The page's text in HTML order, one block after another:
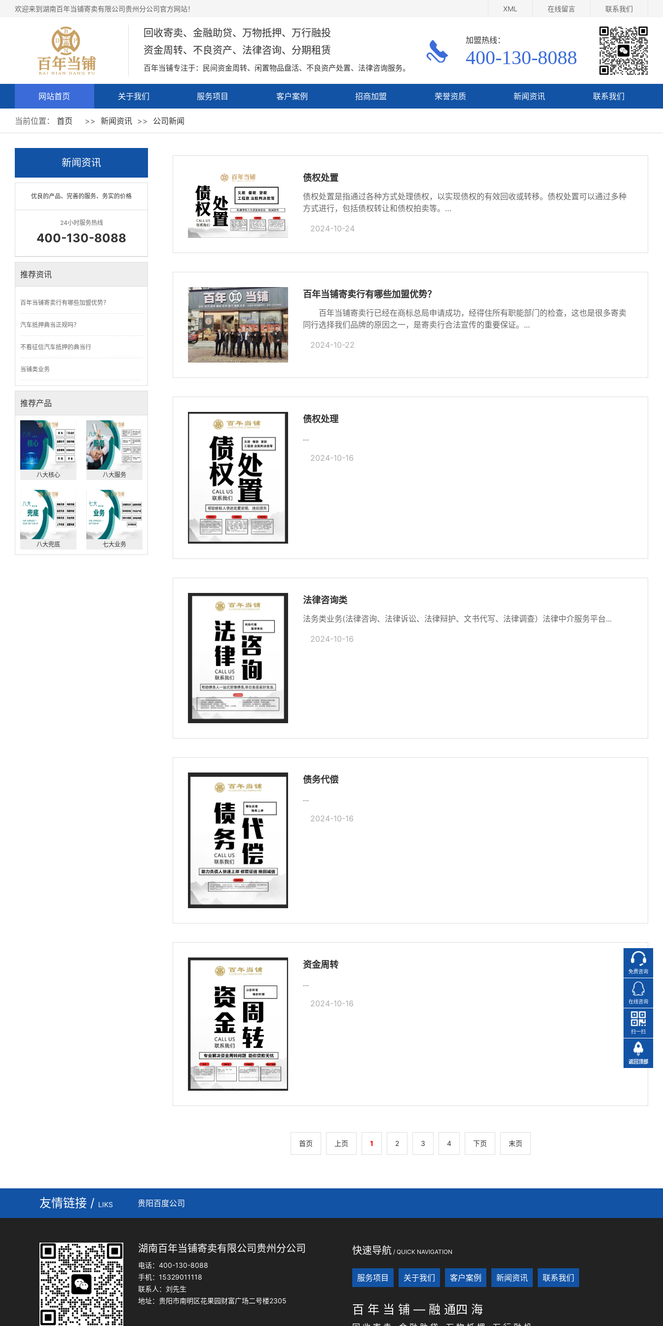
欢迎来到湖南百年当铺寄卖有限公司贵州分公司官方网站！ 联系我们
在线留言
XML
回收寄卖、金融助贷、万物抵押、万行融投
资金周转、不良资产、法律咨询、分期租赁
百年当铺专注于：民间资金周转、闲置物品盘活、不良资产处置、法律咨询服务。
加盟热线：
400-130-8088
网站首页 关于我们
公司简介
服务项目
八大兜底
七大业务
客户案例 招商加盟 荣誉资质 新闻资讯 联系我们
当前位置： 首页 >> 新闻资讯 >> 公司新闻
债权处置
债权处置是指通过各种方式处理债权，以实现债权的有效回收或转移。‌债权处置可以通过多种
方式进行，包括‌债权转让和‌债权拍卖等。‌
2024-10-24
百年当铺寄卖行有哪些加盟优势？
百年当铺寄卖行已经在商标总局申请成功，经得住所有职能部门的检查，这也是很多寄卖
同行选择我们品牌的原因之一，是寄卖行合法宣传的重要保证。...
2024-10-22
债权处理
...
2024-10-16
法律咨询类
法务类业务(法律咨询、法律诉讼、法律辩护、文书代写、法律调查）法律中介服务平台...
2024-10-16
债务代偿
...
2024-10-16
资金周转
...
2024-10-16
首页 上页 1 2 3 4 下页 末页
新闻资讯
优良的产品、完善的服务、务实的价格
24小时服务热线
400-130-8088
推荐资讯
百年当铺寄卖行有哪些加盟优势？
汽车抵押典当正规吗？
不看征信汽车抵押的典当行
当铺类业务
推荐产品
八大核心 八大服务
八大兜底 七大业务
友情链接 / LIKS 贵阳百度公司
湖南百年当铺寄卖有限公司贵州分公司
电话：400-130-8088
手机：15329011118
联系人：刘先生
地址：贵阳市南明区花果园财富广场二号楼2305
快速导航 / QUICK NAVIGATION
服务项目 关于我们 客户案例 新闻资讯 联系我们
百 年 当 铺 — 融 通四 海
免费咨询
在线咨询
扫一扫
返回顶部